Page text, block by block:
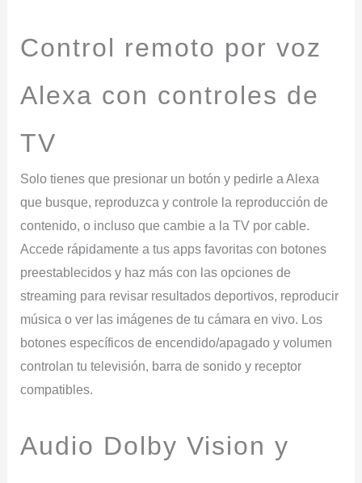
Control remoto por voz
Alexa con controles de
TV
Solo tienes que presionar un botón y pedirle a Alexa
que busque, reproduzca y controle la reproducción de
contenido, o incluso que cambie a la TV por cable.
Accede rápidamente a tus apps favoritas con botones
preestablecidos y haz más con las opciones de
streaming para revisar resultados deportivos, reproducir
música o ver las imágenes de tu cámara en vivo. Los
botones específicos de encendido/apagado y volumen
controlan tu televisión, barra de sonido y receptor
compatibles.
Audio Dolby Vision y